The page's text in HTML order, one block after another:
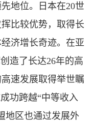
地位。日本在20世
比较优势，取得长
济增长奇迹。在亚
造了长达26年的高
速发展取得举世瞩
功跨越“中等收入
地区也通过发展外